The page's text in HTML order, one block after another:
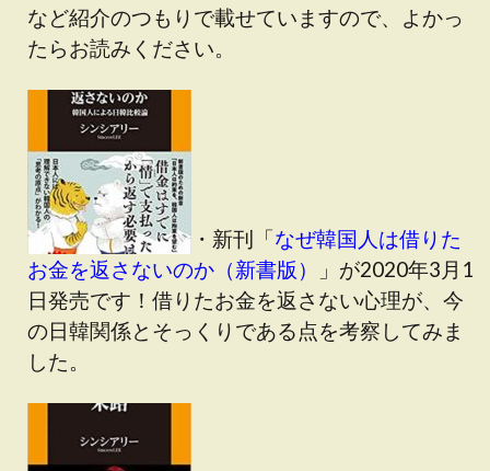
など紹介のつもりで載せていますので、よかっ
たらお読みください。
・新刊「なぜ韓国人は借りた
お金を返さないのか（新書版）
」が2020年3月1
日発売です！借りたお金を返さない心理が、今
の日韓関係とそっくりである点を考察してみま
した。